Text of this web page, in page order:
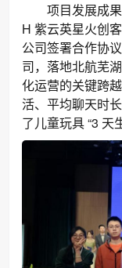
项目发展成
H 紫云英星火创
公司签署合作协
司，落地北航芜
化运营的关键跨
活、平均聊天时
了儿童玩具 “3 天